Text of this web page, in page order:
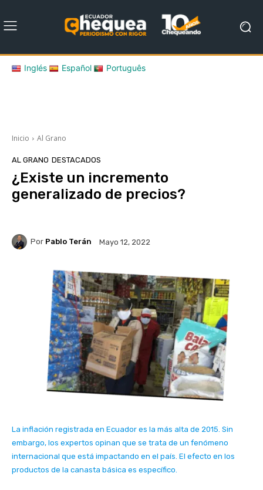
Inglés Español Português
Inicio Al Grano
AL GRANO DESTACADOS
¿Existe un incremento
generalizado de precios?
Por Pablo Terán Mayo 12, 2022
La inflación registrada en Ecuador es la más alta de 2015. Sin
embargo, los expertos opinan que se trata de un fenómeno
internacional que está impactando en el país. El efecto en los
productos de la canasta básica es específico.